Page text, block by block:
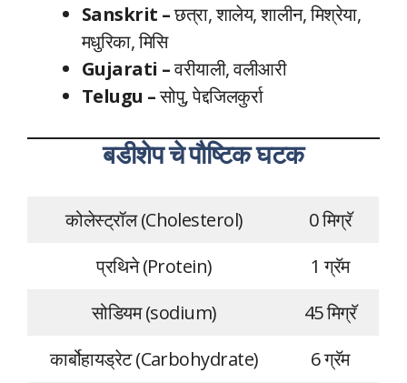
Sanskrit –छत्रा, शालेय, शालीन, मिश्रेया,
मधुरिका, मिसि
Gujarati –वरीयाली, वलीआरी
Telugu –सोपु, पेद्दजिलकुर्रा
बडीशेप चे पौष्टिक घटक
कोलेस्ट्रॉल (Cholesterol)
0 मिग्रॅ
प्रथिने (Protein)
1 ग्रॅम
सोडियम (sodium)
45 मिग्रॅ
कार्बोहायड्रेट (Carbohydrate)
6 ग्रॅम